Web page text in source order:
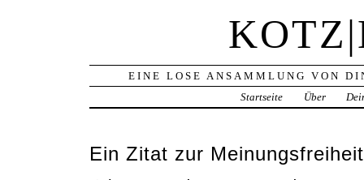
EINE LOSE ANSAMMLUNG VON
Startseite
Über
Ein Zitat zur Meinungsfreiheit